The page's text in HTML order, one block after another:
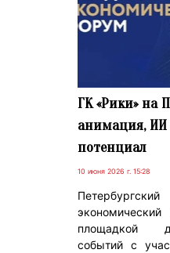
ГК «Рики» на
анимация,
потенциал
10 июня 2026 г. 15:28
площадкой
событий с